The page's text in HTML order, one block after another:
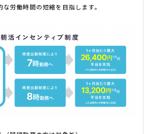
労働時間の短縮を目指します。